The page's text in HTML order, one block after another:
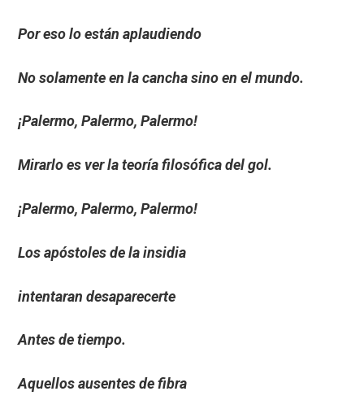
Por eso lo están aplaudiendo
No solamente en la cancha sino en el mundo.
¡Palermo, Palermo, Palermo!
Mirarlo es ver la teoría filosófica del gol.
¡Palermo, Palermo, Palermo!
Los apóstoles de la insidia
intentaran desaparecerte
Antes de tiempo.
Aquellos ausentes de fibra